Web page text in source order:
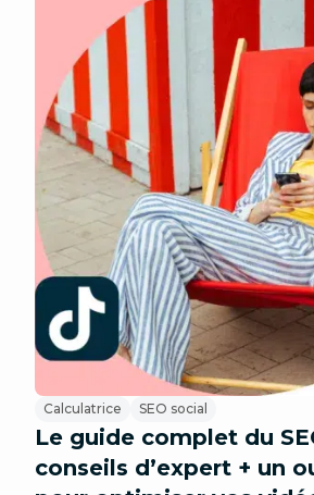
Calculatrice SEO social
Le guide complet du
conseils d’expert + un